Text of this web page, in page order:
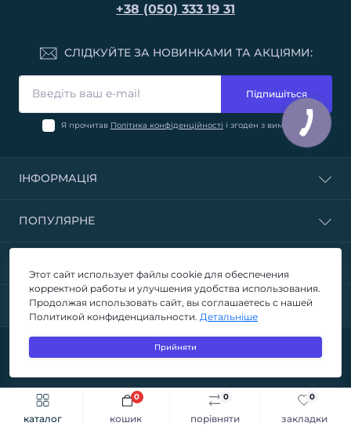
каталог порівняти
0
закладки
0
кошик
0
Швидке замовлення До кошика
+38 (050) 333 19 31
СЛІДКУЙТЕ ЗА НОВИНКАМИ ТА АКЦІЯМИ:
Підпишіться
Я прочитав Політика конфіденційності і згоден з вимогами
ІНФОРМАЦІЯ
ПОПУЛЯРНЕ
МЕСЕНДЖЕРИ
SKAD.IN.UA © 2026
Этот сайт использует файлы cookie для обеспечения
корректной работы и улучшения удобства использования.
Продолжая использовать сайт, вы соглашаетесь с нашей
Политикой конфиденциальности. Детальніше
Прийняти